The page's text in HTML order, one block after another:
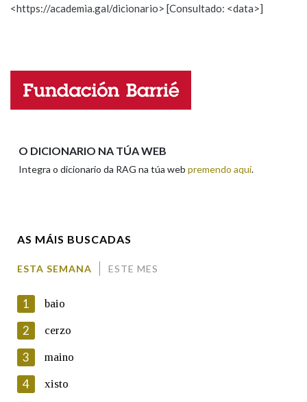
Propoño mellorar a definición
Nome
En cumprimento da normativa vixente en materia de
Protección de Datos de Carácter Persoal, a Real Academia
Galega informa a aqueles usuarios que faciliten o seu correo
<https://academia.gal/dicionario> [Consultado: <data>]
O DICIONARIO NA TÚA WEB
Integra o dicionario da RAG na túa web premendo aquí.
AS MÁIS BUSCADAS
ESTA SEMANA ESTE MES
1 baio
2 cerzo
3 maino
4 xisto